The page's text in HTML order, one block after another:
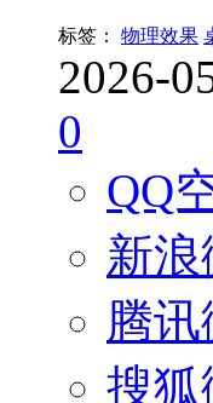
标签： 物理效果
2026-
0
QQ
新
腾
搜狐